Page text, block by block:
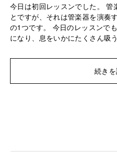
今日は初回レッスンでした。 管
とですが、それは管楽器を演奏
の1つです。 今日のレッスンで
になり、息をいかにたくさん吸
続き